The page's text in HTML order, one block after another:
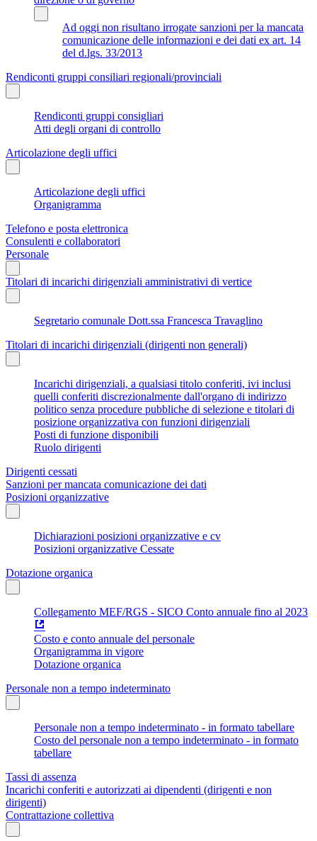
Ad oggi non risultano irrogate sanzioni per la mancata
comunicazione delle informazioni e dei dati ex art. 14
del d.lgs. 33/2013
Rendiconti gruppi consiliari regionali/provinciali
Rendiconti gruppi consigliari
Atti degli organi di controllo
Articolazione degli uffici
Articolazione degli uffici
Organigramma
Telefono e posta elettronica
Consulenti e collaboratori
Personale
Titolari di incarichi dirigenziali amministrativi di vertice
Segretario comunale Dott.ssa Francesca Travaglino
Titolari di incarichi dirigenziali (dirigenti non generali)
Incarichi dirigenziali, a qualsiasi titolo conferiti, ivi inclusi
quelli conferiti discrezionalmente dall'organo di indirizzo
politico senza procedure pubbliche di selezione e titolari di
posizione organizzativa con funzioni dirigenziali
Posti di funzione disponibili
Ruolo dirigenti
Dirigenti cessati
Sanzioni per mancata comunicazione dei dati
Posizioni organizzative
Dichiarazioni posizioni organizzative e cv
Posizioni organizzative Cessate
Dotazione organica
Collegamento MEF/RGS - SICO Conto annuale fino al 2023
Costo e conto annuale del personale
Organigramma in vigore
Dotazione organica
Personale non a tempo indeterminato
Personale non a tempo indeterminato - in formato tabellare
Costo del personale non a tempo indeterminato - in formato
tabellare
Tassi di assenza
Incarichi conferiti e autorizzati ai dipendenti (dirigenti e non
dirigenti)
Contrattazione collettiva